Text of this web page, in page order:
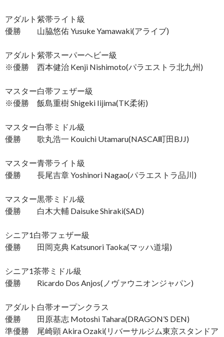
アダルト紫帯ライト級
優勝 山脇悠佑 Yusuke Yamawaki(アライブ)
アダルト紫帯スーパーヘビー級
※優勝 西本健治 Kenji Nishimoto(パラエストラ北九州)
マスター白帯フェザー級
※優勝 飯島重樹 Shigeki Iijima(TK柔術)
マスター白帯ミドル級
優勝 歌丸浩一 Kouichi Utamaru(NASCA町田BJJ)
マスター青帯ライト級
優勝 長尾吉章 Yoshinori Nagao(パラエストラ品川)
マスター黒帯ミドル級
優勝 白木大輔 Daisuke Shiraki(SAD)
シニア1白帯フェザー級
優勝 田岡克典 Katsunori Taoka(マッハ道場)
シニア1茶帯ミドル級
優勝 Ricardo Dos Anjos(ノヴァウニオンジャパン)
アダルト白帯オープンクラス
優勝 田原基志 Motoshi Tahara(DRAGON’S DEN)
準優勝 尾崎顕 Akira Ozaki(リバーサルジム東京スタンドア